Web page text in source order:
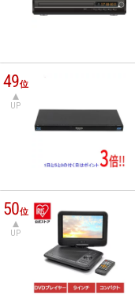
49位
UP
50位
UP